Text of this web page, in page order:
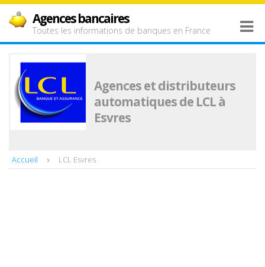
Agences bancaires
Toutes les informations de banques en France
Agences et distributeurs
automatiques de LCL à
Esvres
Accueil LCL Esvres